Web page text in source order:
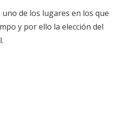
de los lugares en los que
y por ello la elección del